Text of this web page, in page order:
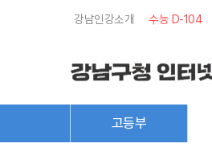
강남인강소개 수능 D-104
고등부